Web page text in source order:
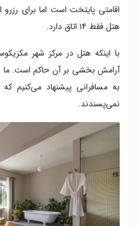
اقامتی پایتخت است اما برای رزرو
هتل فقط ۱۴ اتاق دارد.
با اینکه هتل در مرکز شهر
آرامش بخشی بر آن حاکم است. ما
به مسافرانی پیشنهاد می‌کنیم
نمی‌پسندند.